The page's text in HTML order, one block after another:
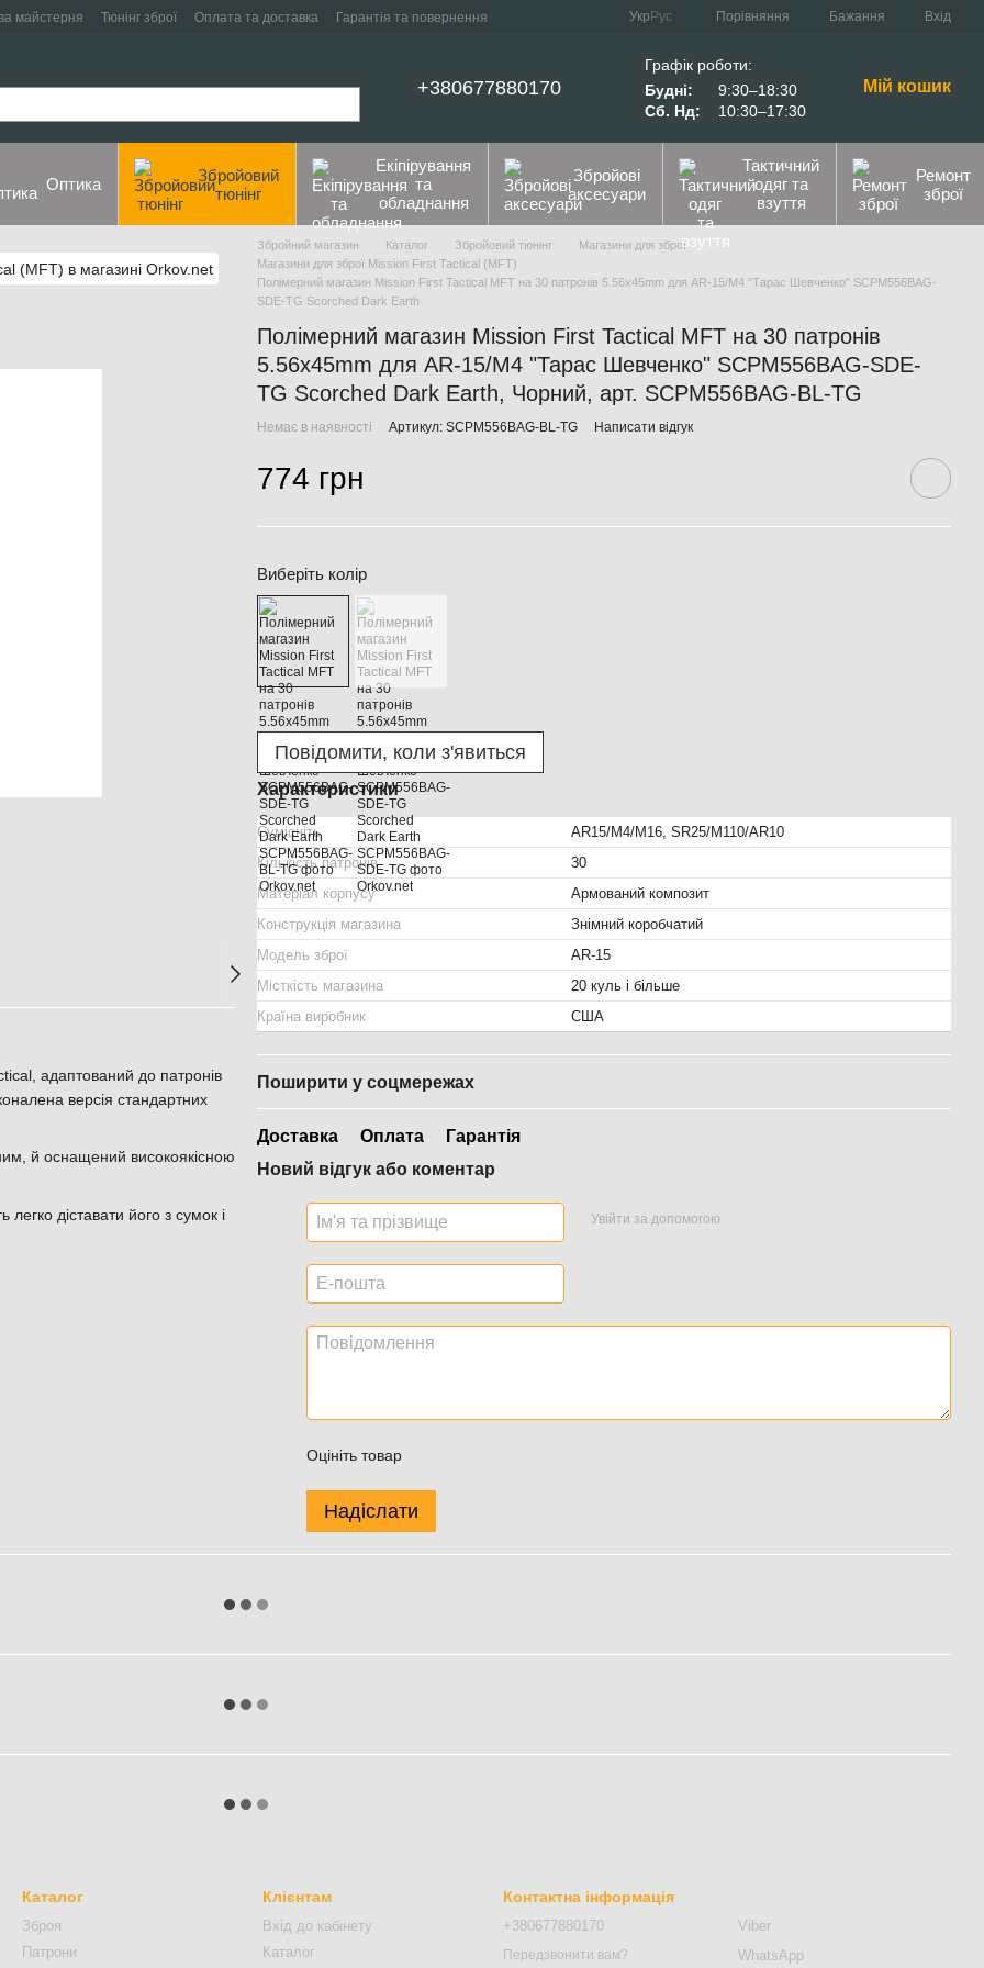
майстерня Тюнінг зброї Оплата та доставка
Гарантія та повернення
Укр Рус Порівняння Бажання Вхід
+380677880170
Графік роботи:
Будні:
9:30–18:30
Сб. Нд:
10:30–17:30
Мій кошик
Оптика
Збройовий
тюнінг
Екіпірування
та
обладнання
Збройові
аксесуари
Тактичний
одяг та
взуття
Ремонт
зброї
адаптований до патронів
версія стандартних
й оснащений високоякісною
діставати його з сумок і
Збройний магазин Каталог Збройовий тюнінг
Магазини для зброї
Магазини для зброї Mission First Tactical (MFT)
Полімерний магазин Mission First Tactical MFT на 30 патронів 5.56x45mm для AR-15/M4 "Тарас Шевченко" SCPM556BAG-
SDE-TG Scorched Dark Earth
Полімерний магазин Mission First Tactical MFT на 30 патронів
5.56x45mm для AR-15/M4 "Тарас Шевченко" SCPM556BAG-SDE-
TG Scorched Dark Earth, Чорний, арт. SCPM556BAG-BL-TG
Немає в наявності Артикул: SCPM556BAG-BL-TG Написати відгук
774 грн
Виберіть колір
Повідомити, коли з'явиться
Характеристики
Сумісніть
AR15/M4/M16, SR25/M110/AR10
Кількість патронів
30
Матеріал корпусу
Армований композит
Конструкція магазина
Знімний коробчатий
Модель зброї
AR-15
Місткість магазина
20 куль і більше
Країна виробник
США
Поширити у соцмережах
Доставка Оплата
Гарантія
Новий відгук або коментар
Увійти за допомогою
Оцініть товар
Надіслати
Каталог
Зброя
Патрони
Клієнтам
Вхід до кабінету
Каталог
Контактна інформація
+380677880170
Передзвонити вам?
Viber
WhatsApp